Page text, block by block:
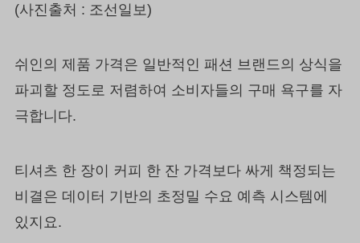
(사진출처 : 조선일보)
쉬인의 제품 가격은 일반적인 패션 브랜드의 상식을
파괴할 정도로 저렴하여 소비자들의 구매 욕구를 자
극합니다.
티셔츠 한 장이 커피 한 잔 가격보다 싸게 책정되는
비결은 데이터 기반의 초정밀 수요 예측 시스템에
있지요.